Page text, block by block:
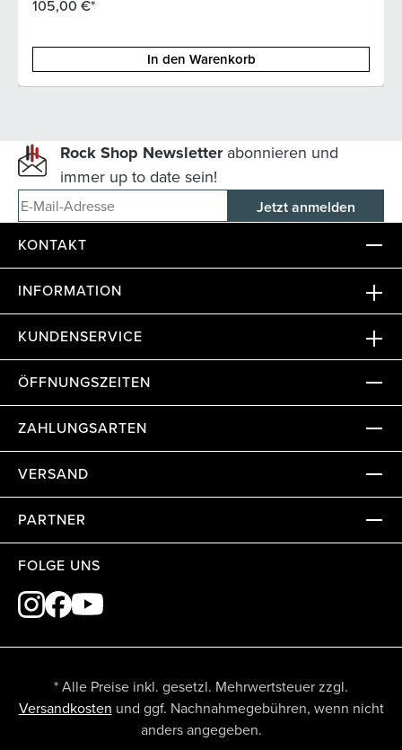
105,00 €*
In den Warenkorb
Rock Shop Newsletterabonnieren und
immer up to date sein!
E-Mail-Adresse
KONTAKT
INFORMATION
KUNDENSERVICE
ÖFFNUNGSZEITEN
ZAHLUNGSARTEN
VERSAND
PARTNER
FOLGE UNS
* Alle Preise inkl. gesetzl. Mehrwertsteuer zzgl.
Versandkosten und ggf. Nachnahmegebühren, wenn nicht
anders angegeben.